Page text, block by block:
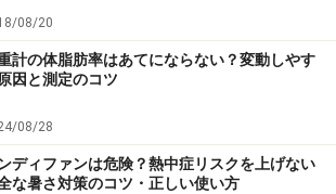
のサイクルを早めて疲労回復を促すこ
。
08/20
計の体脂肪率はあてにならない？変動しやす
因と測定のコツ
08/28
ディファンは危険？熱中症リスクを上げない
な暑さ対策のコツ・正しい使い方